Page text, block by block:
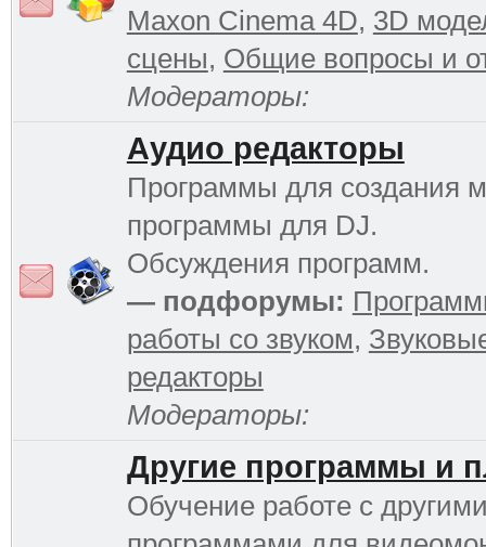
Maxon Cinema 4D, 3D
сцены, Общие вопросы и
Модераторы:
Аудио редакторы
Программы для создания
программы для DJ.
Обсуждения программ.
— подфорумы:
работы со звуком,
редакторы
Модераторы:
Другие программы и
Обучение работе с